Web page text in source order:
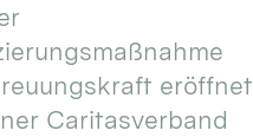
eröffnet
Caritasverband